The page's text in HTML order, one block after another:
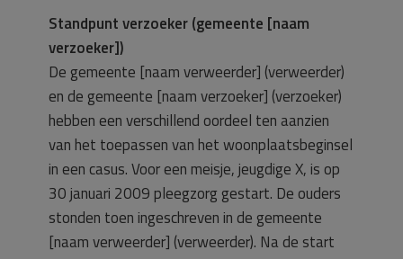
Standpunt verzoeker (gemeente [naam
verzoeker])
De gemeente [naam verweerder] (verweerder)
en de gemeente [naam verzoeker] (verzoeker)
hebben een verschillend oordeel ten aanzien
van het toepassen van het woonplaatsbeginsel
in een casus. Voor een meisje, jeugdige X, is op
30 januari 2009 pleegzorg gestart. De ouders
stonden toen ingeschreven in de gemeente
[naam verweerder] (verweerder). Na de start